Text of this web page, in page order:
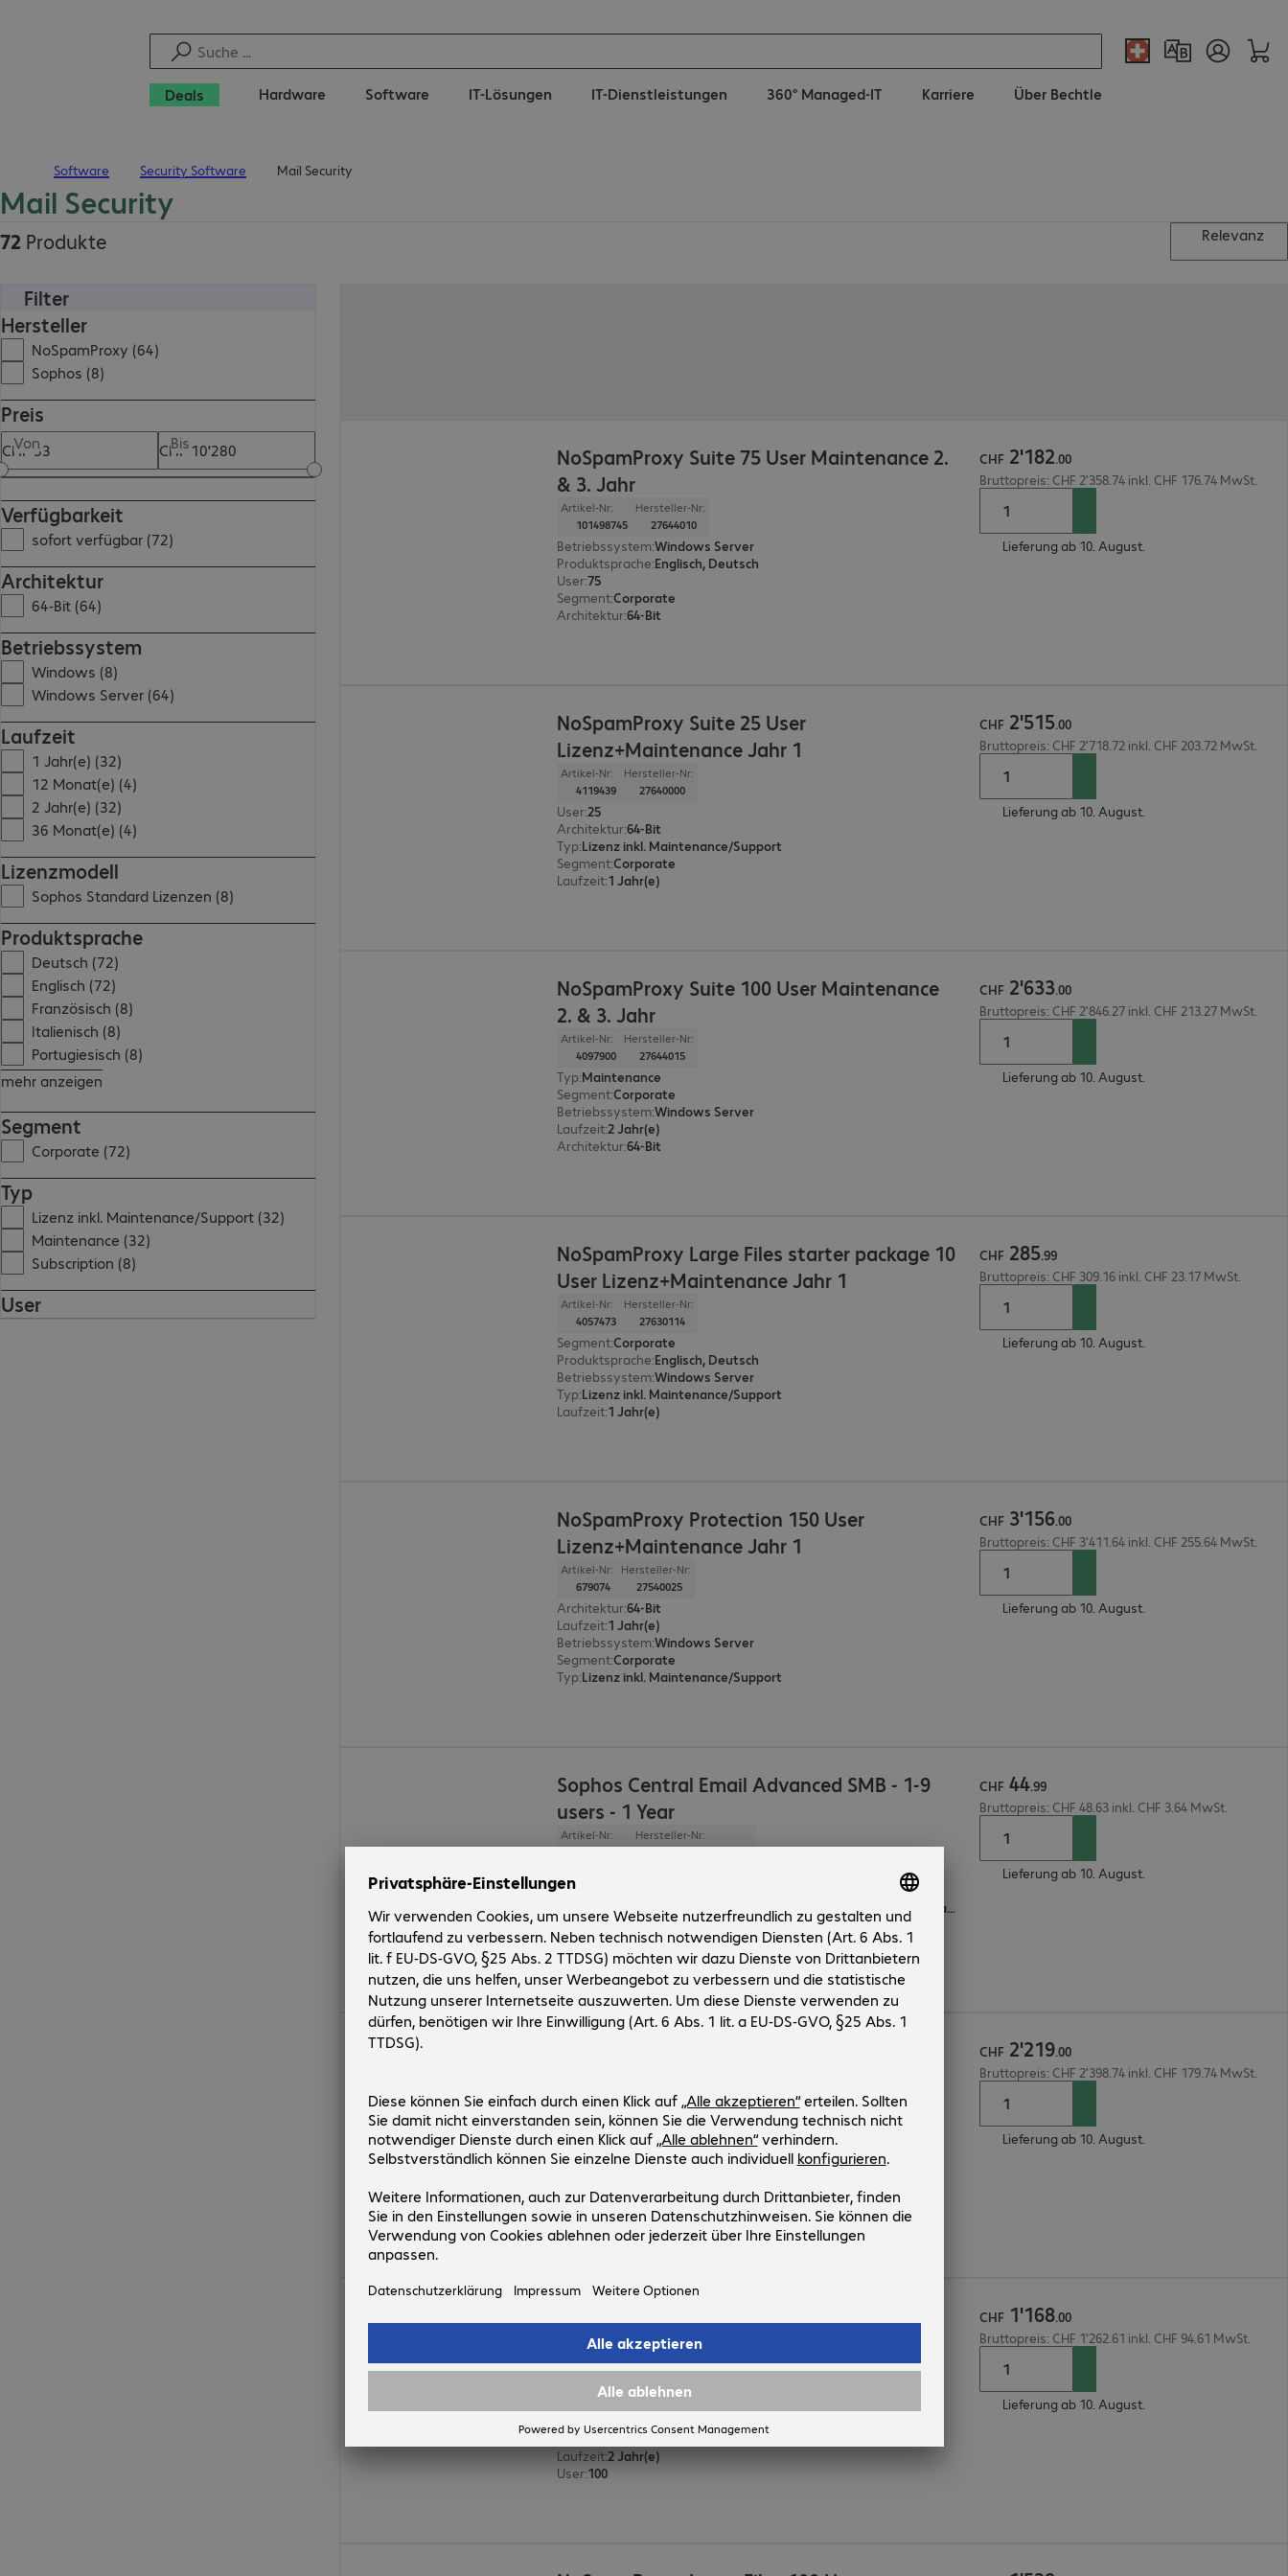
Deals Hardware Software IT-Lösungen IT-Dienstleistungen 360° Managed-IT Karriere Über Bechtle
Software Security Software Mail Security
Mail Security
72 Produkte Relevanz
Filter
Hersteller
NoSpamProxy (64)
Sophos (8)
Preis
Von Bis
Verfügbarkeit
sofort verfügbar (72)
Architektur
64-Bit (64)
Betriebssystem
Windows (8)
Windows Server (64)
Laufzeit
1 Jahr(e) (32)
12 Monat(e) (4)
2 Jahr(e) (32)
36 Monat(e) (4)
Lizenzmodell
Sophos Standard Lizenzen (8)
Produktsprache
Deutsch (72)
Englisch (72)
Französisch (8)
Italienisch (8)
Portugiesisch (8)
mehr anzeigen
Segment
Corporate (72)
Typ
Lizenz inkl. Maintenance/Support (32)
Maintenance (32)
Subscription (8)
User
NoSpamProxy Suite 75 User Maintenance 2.
& 3. Jahr
Artikel-Nr:
101498745
Hersteller-Nr:
27644010
Betriebssystem:Windows Server
Produktsprache:Englisch, Deutsch
User:75
Segment:Corporate
Architektur:64-Bit
CHF 2'182.00
Bruttopreis: CHF 2'358.74 inkl. CHF 176.74 MwSt.
Lieferung ab 10. August.
NoSpamProxy Suite 25 User
Lizenz+Maintenance Jahr 1
Artikel-Nr:
4119439
Hersteller-Nr:
27640000
User:25
Architektur:64-Bit
Typ:Lizenz inkl. Maintenance/Support
Segment:Corporate
Laufzeit:1 Jahr(e)
CHF 2'515.00
Bruttopreis: CHF 2'718.72 inkl. CHF 203.72 MwSt.
Lieferung ab 10. August.
NoSpamProxy Suite 100 User Maintenance
2. & 3. Jahr
Artikel-Nr:
4097900
Hersteller-Nr:
27644015
Typ:Maintenance
Segment:Corporate
Betriebssystem:Windows Server
Laufzeit:2 Jahr(e)
Architektur:64-Bit
CHF 2'633.00
Bruttopreis: CHF 2'846.27 inkl. CHF 213.27 MwSt.
Lieferung ab 10. August.
NoSpamProxy Large Files starter package 10
User Lizenz+Maintenance Jahr 1
Artikel-Nr:
4057473
Hersteller-Nr:
27630114
Segment:Corporate
Produktsprache:Englisch, Deutsch
Betriebssystem:Windows Server
Typ:Lizenz inkl. Maintenance/Support
Laufzeit:1 Jahr(e)
CHF 285.99
Bruttopreis: CHF 309.16 inkl. CHF 23.17 MwSt.
Lieferung ab 10. August.
NoSpamProxy Protection 150 User
Lizenz+Maintenance Jahr 1
Artikel-Nr:
679074
Hersteller-Nr:
27540025
Architektur:64-Bit
Laufzeit:1 Jahr(e)
Betriebssystem:Windows Server
Segment:Corporate
Typ:Lizenz inkl. Maintenance/Support
CHF 3'156.00
Bruttopreis: CHF 3'411.64 inkl. CHF 255.64 MwSt.
Lieferung ab 10. August.
Sophos Central Email Advanced SMB - 1-9
users - 1 Year
Artikel-Nr:
Hersteller-Nr:
Segment
Produktsprache
Englisch, Spanisch, Französisch, Portugiesisch, Italienisch, Deutsch
User:1 - 9
Typ:Subscription
CHF 44.99
Bruttopreis: CHF 48.63 inkl. CHF 3.64 MwSt.
Lieferung ab 10. August.
Artikel-Nr:
4221370
Hersteller-Nr:
27630035
Segment:Corporate
Betriebssystem:Windows Server
200
Architektur:64-Bit
CHF 2'219.00
CHF 2'219.00
Bruttopreis: CHF 2'398.74 inkl. CHF 179.74 MwSt.
Lieferung ab 10. August.
Maintenance 2. & 3. Jahr
Artikel-Nr:
823137
Hersteller-Nr:
27580015
Typ Maintenance
Laufzeit:2 Jahr(e)
User:100
CHF 1'168.00
CHF 1'168.00
Bruttopreis: CHF 1'262.61 inkl. CHF 94.61 MwSt.
Lieferung ab 10. August.